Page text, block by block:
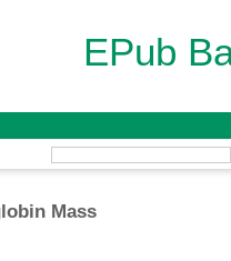
EPub
Mass